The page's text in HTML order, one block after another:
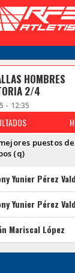
HOMBRES
2/4
- 12:35
puestos
(q)
Yunier Pérez
Yunier Pérez
Mariscal López